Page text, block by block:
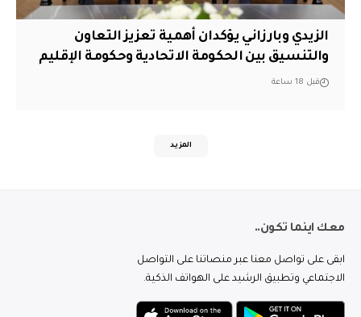
الزيدي وبارزاني يؤكدان أهمية تعزيز التعاون
والتنسيق بين الحكومة الاتحادية وحكومة الإقليم
قبل 18 ساعة
المزيد
معك اينما تكون..
ابقى على تواصل معنا عبر منصاتنا على التواصل
الاجتماعي وتطبيق الرشيد على الهواتف الذكية.